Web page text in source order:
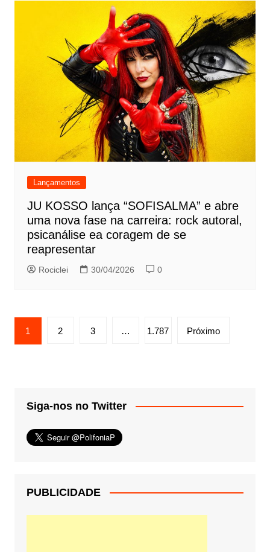
Lançamentos
JU KOSSO lança “SOFISALMA” e abre
uma nova fase na carreira: rock autoral,
psicanálise ea coragem de se
reapresentar
Rociclei 30/04/2026 0
Paginação
de
1 2 3 … 1.787 Próximo
Siga-nos no Twitter
PUBLICIDADE